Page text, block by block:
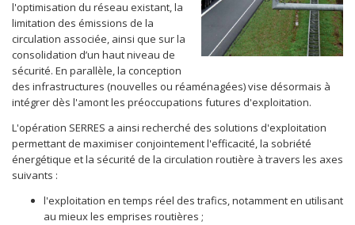
l'optimisation du réseau existant, la
limitation des émissions de la
circulation associée, ainsi que sur la
consolidation d’un haut niveau de
sécurité. En parallèle, la conception
des infrastructures (nouvelles ou réaménagées) vise désormais à
intégrer dès l'amont les préoccupations futures d'exploitation.
L'opération SERRES a ainsi recherché des solutions d'exploitation
permettant de maximiser conjointement l'efficacité, la sobriété
énergétique et la sécurité de la circulation routière à travers les axes
suivants :
l'exploitation en temps réel des trafics, notamment en utilisant
au mieux les emprises routières ;